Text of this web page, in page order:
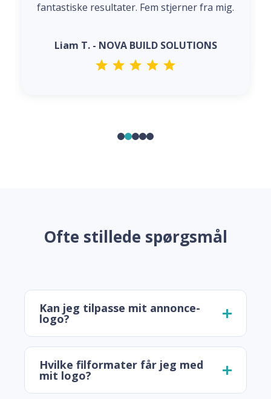
fantastiske resultater. Fem stjerner fra mig.
Liam T. - NOVA BUILD SOLUTIONS
Ofte stillede spørgsmål
Kan jeg tilpasse mit annonce-
logo?
Hvilke filformater får jeg med
mit logo?